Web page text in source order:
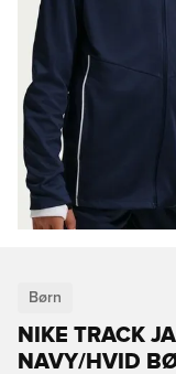
Børn
NIKE TRACK
NAVY/HVID